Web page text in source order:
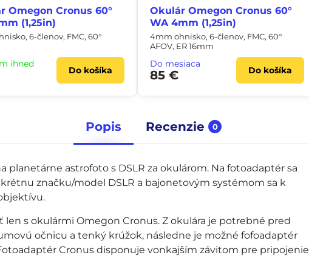
Popis Recenzie 0
astrofoto s DSLR za okulárom. Na fotoadaptér sa
značku/model DSLR a bajonetovým systémom sa k
s okulármi Omegon Cronus. Z okulára je potrebné pred
očnicu a tenký krúžok, následne je možné fofoadaptér
Cronus disponuje vonkajším závitom pre pripojenie
Omegon Cronus 60°
(1,25in)
6-členov, FMC, 60°
ihneď
Do košíka
Okulár Omegon Cronus 60°
WA 4mm (1,25in)
4mm ohnisko, 6-členov, FMC, 60°
AFOV, ER 16mm
Do mesiaca
85 € Do košíka